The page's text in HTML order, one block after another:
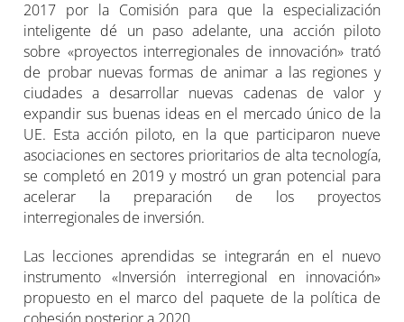
2017 por la Comisión para que la especialización
inteligente dé un paso adelante, una acción piloto
sobre «proyectos interregionales de innovación» trató
de probar nuevas formas de animar a las regiones y
ciudades a desarrollar nuevas cadenas de valor y
expandir sus buenas ideas en el mercado único de la
UE. Esta acción piloto, en la que participaron nueve
asociaciones en sectores prioritarios de alta tecnología,
se completó en 2019 y mostró un gran potencial para
acelerar la preparación de los proyectos
interregionales de inversión.
Las lecciones aprendidas se integrarán en el nuevo
instrumento «Inversión interregional en innovación»
propuesto en el marco del paquete de la política de